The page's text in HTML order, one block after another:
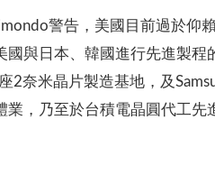
警告，美國目前過於仰
與日本、韓國進行先進製
2奈米晶片製造基地，及
，乃至於台積電晶圓代工